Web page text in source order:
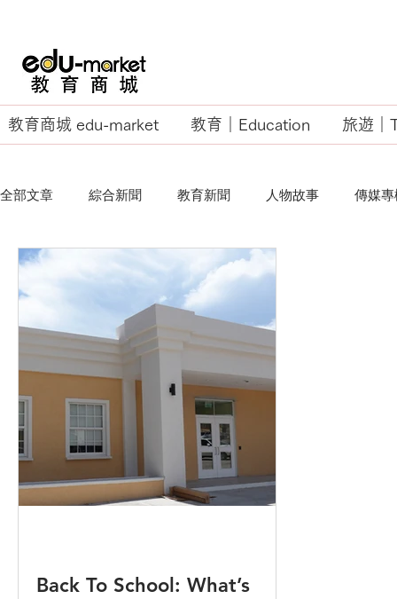
教育商城 edu-market 教育｜Education 旅遊｜
全部文章 綜合新聞 教育新聞 人物故事 傳媒
EU Business School
Back To School: What’s